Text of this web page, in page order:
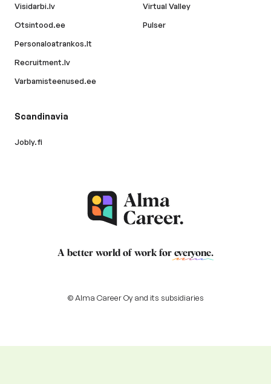
Visidarbi.lv
Otsintood.ee
Personaloatrankos.lt
Recruitment.lv
Varbamisteenused.ee
Virtual Valley
Pulser
Scandinavia
Jobly.fi
A better world of work for everyone.
© Alma Career Oy and its subsidiaries